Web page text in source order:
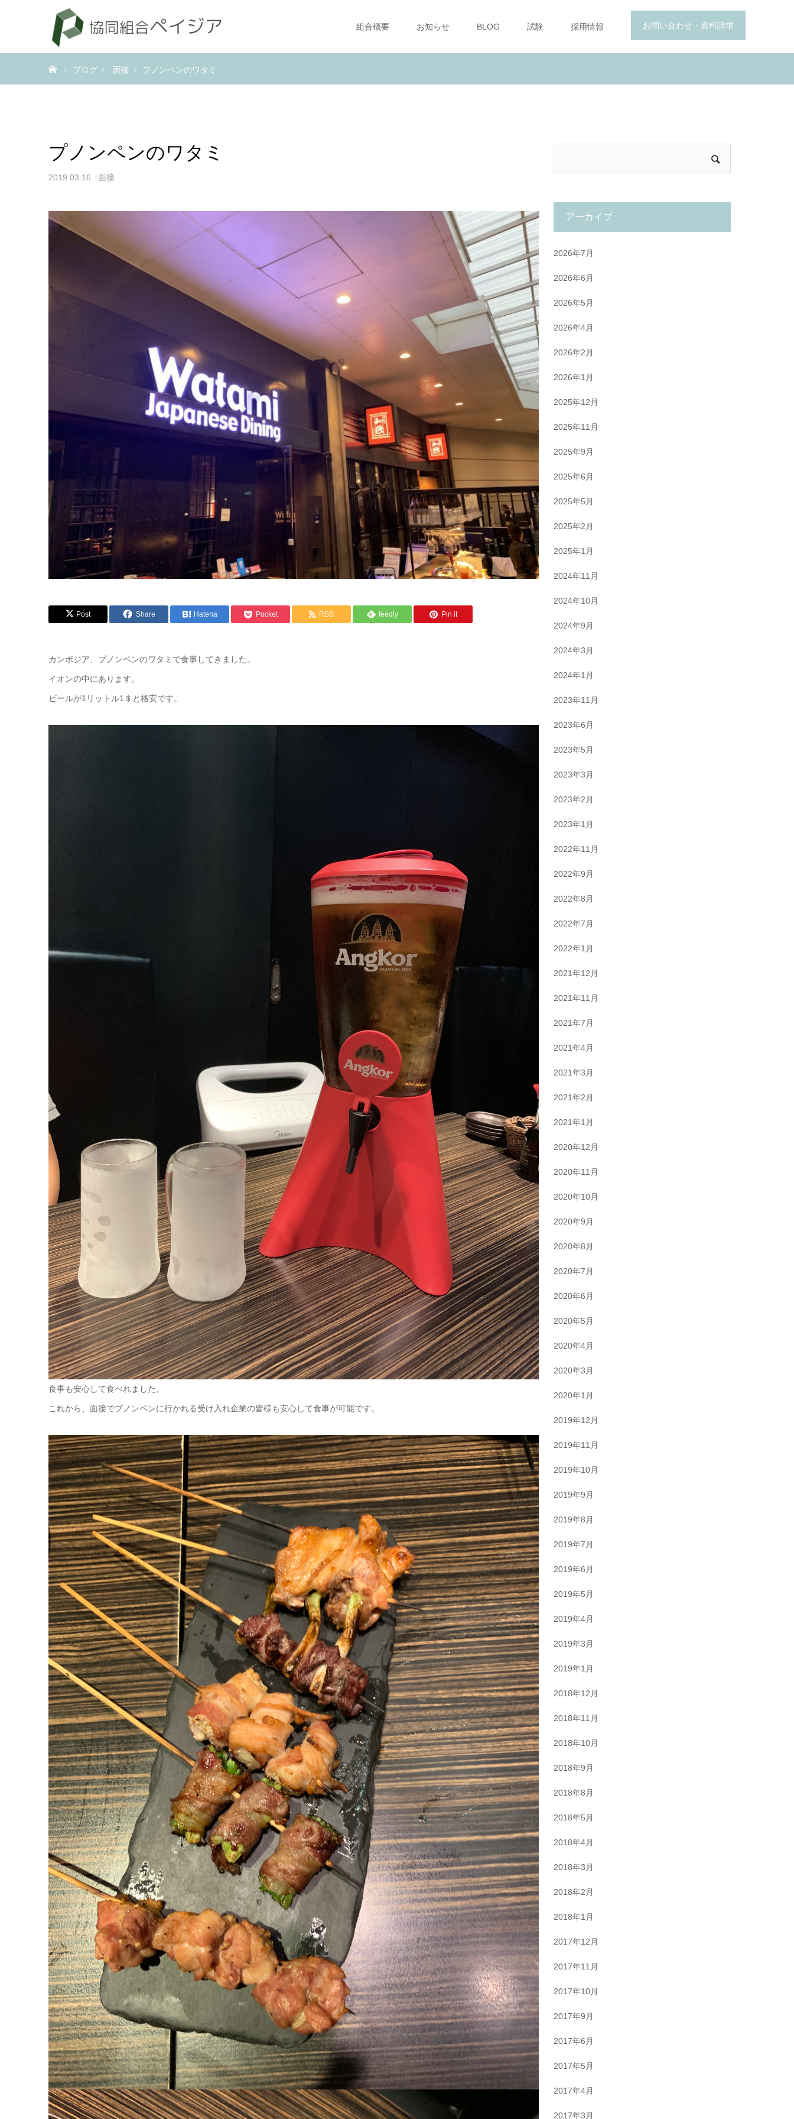
お問い合わせ・資料請求
組合概要 お知らせ BLOG 試験 採用情報
ブログ 面接 プノンペンのワタミ
プノンペンのワタミ
2019.03.16 面接
Post Share Hatena Pocket RSS feedly Pin it
カンボジア、プノンペンのワタミで食事してきました。
イオンの中にあります。
ビールが1リットル1＄と格安です。
食事も安心して食べれました。
これから、面接でプノンペンに行かれる受け入れ企業の皆様も安心して食事が可能です。
アーカイブ
2026年7月
2026年6月
2026年5月
2026年4月
2026年2月
2026年1月
2025年12月
2025年11月
2025年9月
2025年6月
2025年5月
2025年2月
2025年1月
2024年11月
2024年10月
2024年9月
2024年3月
2024年1月
2023年11月
2023年6月
2023年5月
2023年3月
2023年2月
2023年1月
2022年11月
2022年9月
2022年8月
2022年7月
2022年1月
2021年12月
2021年11月
2021年7月
2021年4月
2021年3月
2021年2月
2021年1月
2020年12月
2020年11月
2020年10月
2020年9月
2020年8月
2020年7月
2020年6月
2020年5月
2020年4月
2020年3月
2020年1月
2019年12月
2019年11月
2019年10月
2019年9月
2019年8月
2019年7月
2019年6月
2019年5月
2019年4月
2019年3月
2019年1月
2018年12月
2018年11月
2018年10月
2018年9月
2018年8月
2018年5月
2018年4月
2018年3月
2018年2月
2018年1月
2017年12月
2017年11月
2017年10月
2017年9月
2017年6月
2017年5月
2017年4月
2017年3月